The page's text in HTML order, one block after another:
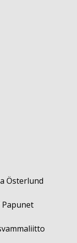
Österlund